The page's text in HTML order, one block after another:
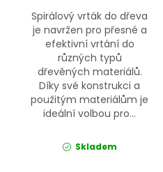
Spirálový vrták do dřeva
je navržen pro přesné a
efektivní vrtání do
různých typů
dřevěných materiálů.
Díky své konstrukci a
použitým materiálům je
ideální volbou pro...
Skladem